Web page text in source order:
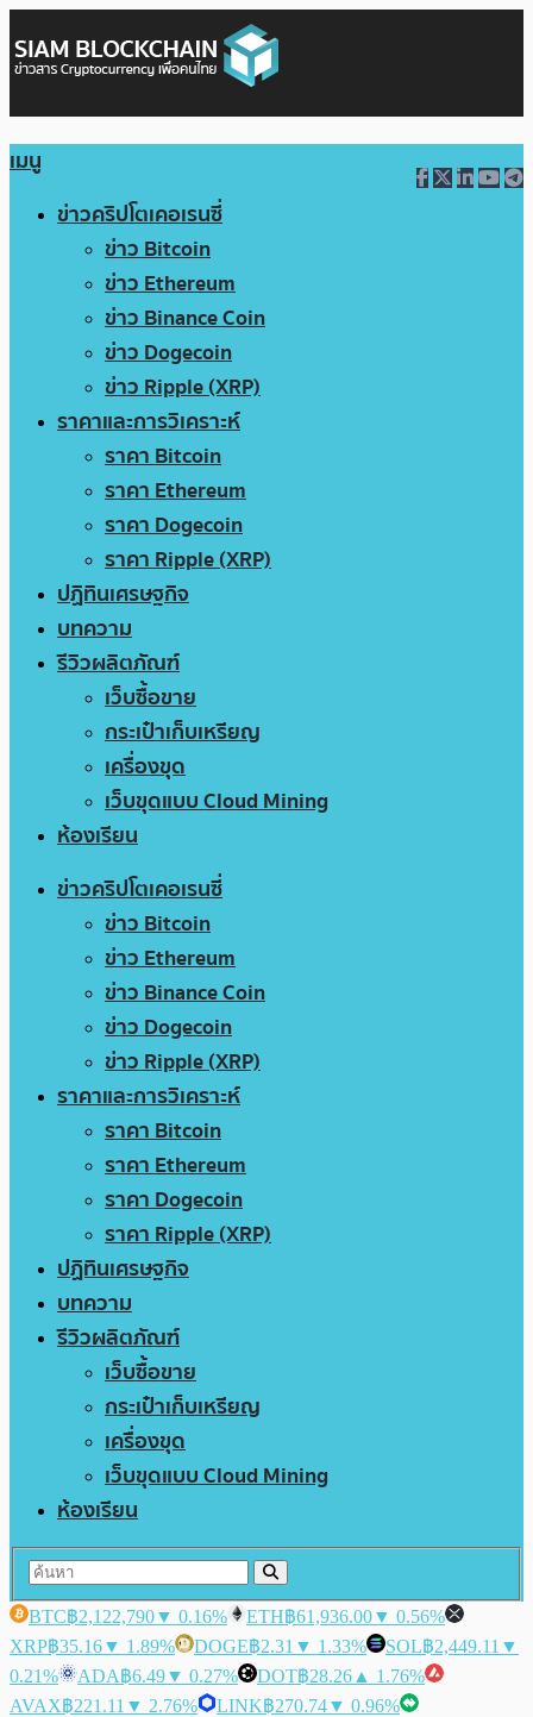
เมนู
ข่าวคริปโตเคอเรนซี่
ข่าว Bitcoin
ข่าว Ethereum
ข่าว Binance Coin
ข่าว Dogecoin
ข่าว Ripple (XRP)
ราคาและการวิเคราะห์
ราคา Bitcoin
ราคา Ethereum
ราคา Dogecoin
ราคา Ripple (XRP)
ปฏิทินเศรษฐกิจ
บทความ
รีวิวผลิตภัณฑ์
เว็บซื้อขาย
กระเป๋าเก็บเหรียญ
เครื่องขุด
เว็บขุดแบบ Cloud Mining
ห้องเรียน
ข่าวคริปโตเคอเรนซี่
ข่าว Bitcoin
ข่าว Ethereum
ข่าว Binance Coin
ข่าว Dogecoin
ข่าว Ripple (XRP)
ราคาและการวิเคราะห์
ราคา Bitcoin
ราคา Ethereum
ราคา Dogecoin
ราคา Ripple (XRP)
ปฏิทินเศรษฐกิจ
บทความ
รีวิวผลิตภัณฑ์
เว็บซื้อขาย
กระเป๋าเก็บเหรียญ
เครื่องขุด
เว็บขุดแบบ Cloud Mining
ห้องเรียน
BTC฿2,122,790▼ 0.16% ETH฿61,936.00▼ 0.56%
XRP฿35.16▼ 1.89% DOGE฿2.31 ▼ 1.33% SOL฿2,449.11 ▼
0.21%
ADA฿6.49▼ 0.27% DOT฿28.26 ▲ 1.76%
AVAX฿221.11 ▼ 2.76% LINK฿270.74▼ 0.96%